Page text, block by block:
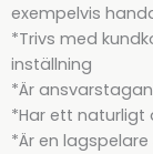
exempelvis
*Trivs med
inställning
*Är
*Har ett naturligt
*Är en